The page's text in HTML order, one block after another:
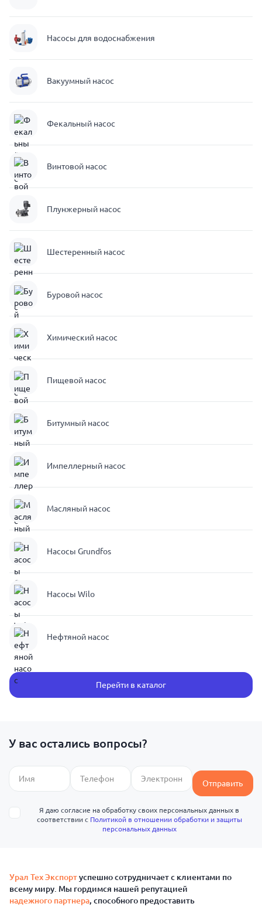
Насосы для водоснабжения
Вакуумный насос
Фекальный насос
Винтовой насос
Плунжерный насос
Шестеренный насос
Буровой насос
Химический насос
Пищевой насос
Битумный насос
Импеллерный насос
Масляный насос
Насосы Grundfos
Насосы Wilo
Нефтяной насос
Перейти в каталог
У вас остались вопросы?
Отправить
Я даю согласие на обработку своих персональных данных в
соответствии с Политикой в отношении обработки и защиты
персональных данных
Урал Тех Экспортуспешно сотрудничает с клиентами по
всему миру. Мы гордимся нашей репутацией
надежного партнера, способного предоставить